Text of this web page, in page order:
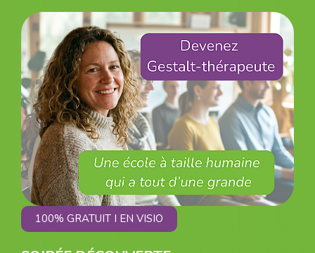
100% GRATUIT I EN VISIO